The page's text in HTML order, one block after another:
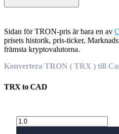
Sidan för TRON-pris är bara en av
prisets historik, pris-ticker,
främsta kryptovalutorna.
Konvertera TRON ( TRX ) till
TRX toCAD